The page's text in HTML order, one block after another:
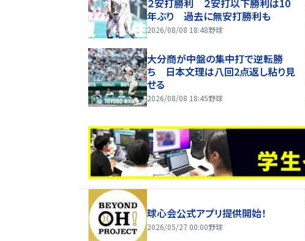
２安打勝利 ２安打以下勝利は10
年ぶり 過去に無安打勝利も
2026/08/08 18:48野球
大分商が中盤の集中打で逆転勝
ち 日本文理は八回2点返し粘り見
せる
2026/08/08 18:45野球
球心会公式アプリ提供開始！
2026/05/27 00:00野球